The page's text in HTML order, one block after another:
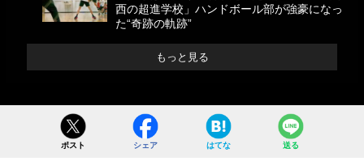
西の超進学校」ハンドボール部が強豪になっ
た“奇跡の軌跡”
もっと見る
ポスト シェア はてな 送る